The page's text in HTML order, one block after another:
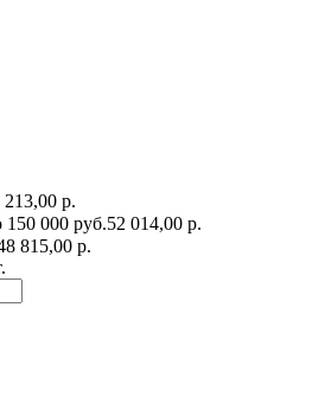
213,00 р.
150 000 руб.52 014,00 р.
815,00 р.